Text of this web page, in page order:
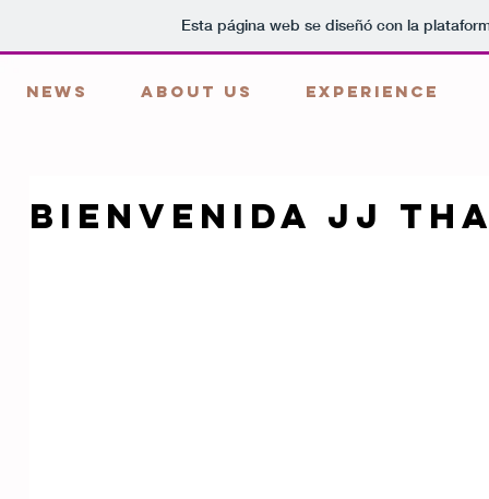
Esta página web se diseñó con la
NEWS ABOUT US EXPERIENCE
Bienvenida JJ